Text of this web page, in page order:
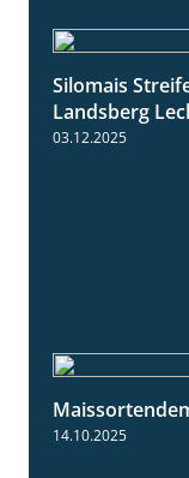
Silomais
Landsberg
03.12.2025
14.10.2025